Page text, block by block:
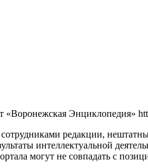
Энциклопедия»
редакции,
интеллектуальной
могут не совпадать с